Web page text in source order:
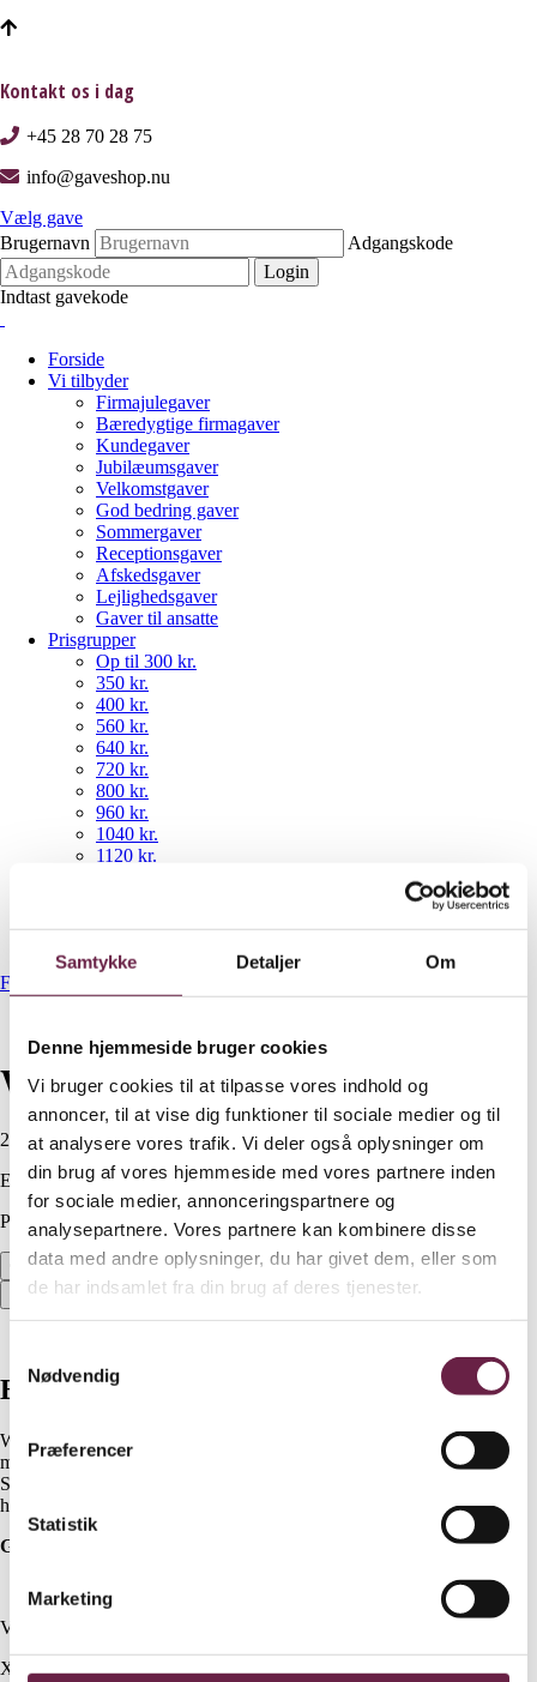
Samtykke Detaljer Om
Denne hjemmeside bruger cookies
Vi bruger cookies til at tilpasse vores indhold og
annoncer, til at vise dig funktioner til sociale medier og til
at analysere vores trafik. Vi deler også oplysninger om
din brug af vores hjemmeside med vores partnere inden
for sociale medier, annonceringspartnere og
analysepartnere. Vores partnere kan kombinere disse
data med andre oplysninger, du har givet dem, eller som
de har indsamlet fra din brug af deres tjenester.
Nødvendig
Præferencer
Statistik
Marketing
Kontakt os i dag
+45 28 70 28 75
info@gaveshop.nu
Vælg gave
Brugernavn
Adgangskode
Login
Indtast gavekode
Forside
Vi tilbyder
Firmajulegaver
Bæredygtige firmagaver
Kundegaver
Jubilæumsgaver
Velkomstgaver
God bedring gaver
Sommergaver
Receptionsgaver
Afskedsgaver
Lejlighedsgaver
Gaver til ansatte
Prisgrupper
Op til 300 kr.
350 kr.
400 kr.
560 kr.
640 kr.
720 kr.
800 kr.
960 kr.
1040 kr.
1120 kr.
Forside
Weber tilbehør
250,00DKK
Ekskl. moms
På lager
Weber tilbehør antal
Bestil
Beskrivelse
Weber tilbehør, så bliver madlavningen nem og sjov. Tag dit køkken
med udenfor og lav mad du ikke troede, var muligt at lave på grillen.
Så kan du for eksempel lave lækre taco, smash burger,
honninglasserede grøntsager, pandekager, æg/bacon mm.
Gaven indeholder :
Weber 3 delt sæt : palet, skraber og squeeze-flaske
Vejl. pris Kr. 328,-
X